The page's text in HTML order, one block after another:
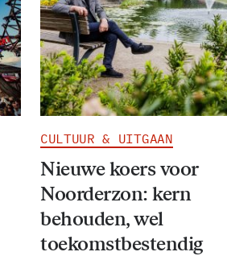
CULTUUR & UITGAAN
Nieuwe koers voor
Noorderzon: kern
behouden, wel
toekomstbestendig